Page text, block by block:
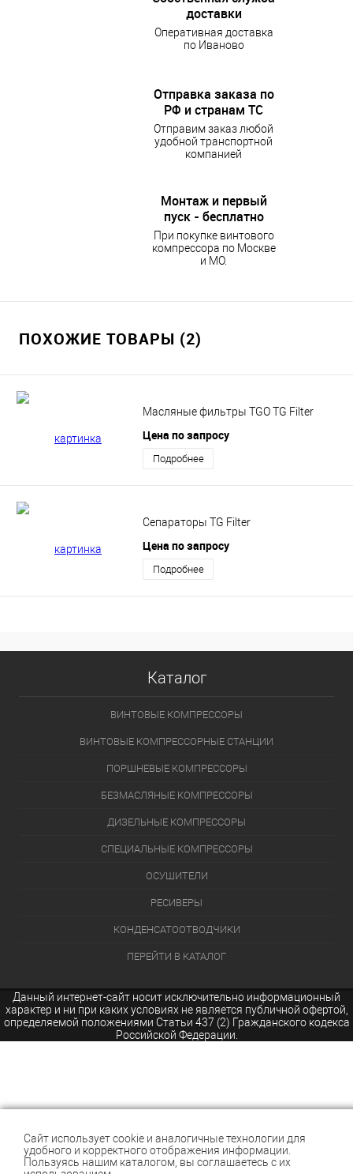
доставки
Оперативная доставка
по Иваново
Отправка заказа по
РФ и странам ТС
Отправим заказ любой
удобной транспортной
компанией
Монтаж и первый
пуск - бесплатно
При покупке винтового
компрессора по Москве
и МО.
ПОХОЖИЕ ТОВАРЫ (2)
Масляные фильтры TGO TG Filter
Цена по запросу
Подробнее
Сепараторы TG Filter
Цена по запросу
Подробнее
Каталог
ВИНТОВЫЕ КОМПРЕССОРЫ
ВИНТОВЫЕ КОМПРЕССОРНЫЕ СТАНЦИИ
ПОРШНЕВЫЕ КОМПРЕССОРЫ
БЕЗМАСЛЯНЫЕ КОМПРЕССОРЫ
ДИЗЕЛЬНЫЕ КОМПРЕССОРЫ
СПЕЦИАЛЬНЫЕ КОМПРЕССОРЫ
ОСУШИТЕЛИ
РЕСИВЕРЫ
КОНДЕНСАТООТВОДЧИКИ
ПЕРЕЙТИ В КАТАЛОГ
Данный интернет-сайт носит исключительно информационный
характер и ни при каких условиях не является публичной офертой,
определяемой положениями Статьи 437 (2) Гражданского кодекса
Российской Федерации.
Сайт использует cookie и аналогичные технологии для
удобного и корректного отображения информации.
Пользуясь нашим каталогом, вы соглашаетесь с их